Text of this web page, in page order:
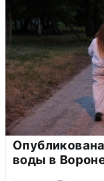
воды в